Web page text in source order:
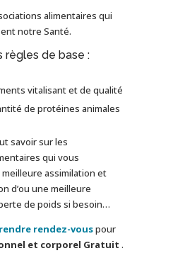
alimentaires qui
notre Santé.
règles de base :
vitalisant et de qualité
de protéines animales
savoir sur les
qui vous
assimilation et
d’ou une meilleure
de poids si besoin…
rendez-vouspour
et corporel Gratuit .